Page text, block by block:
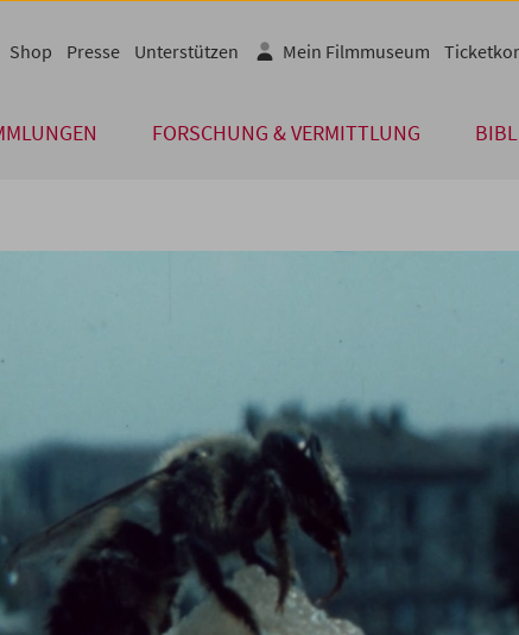
FORSCHUNG & VERMITTLUNG
Shop Presse Unterstützen Mein Filmmuseum